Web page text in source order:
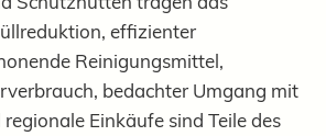
effizienter
Reinigungsmittel,
bedachter Umgang mit
Einkäufe sind Teile des